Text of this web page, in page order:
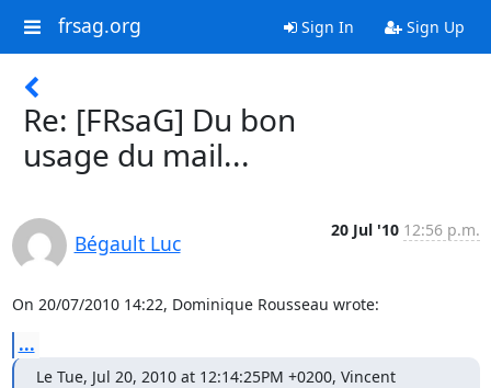
frsag.org Sign In Sign Up
Re: [FRsaG] Du bon
usage du mail...
Bégault Luc
20 Jul '10 12:56 p.m.
On 20/07/2010 14:22, Dominique Rousseau wrote:
...
Le Tue, Jul 20, 2010 at 12:14:25PM +0200, Vincent